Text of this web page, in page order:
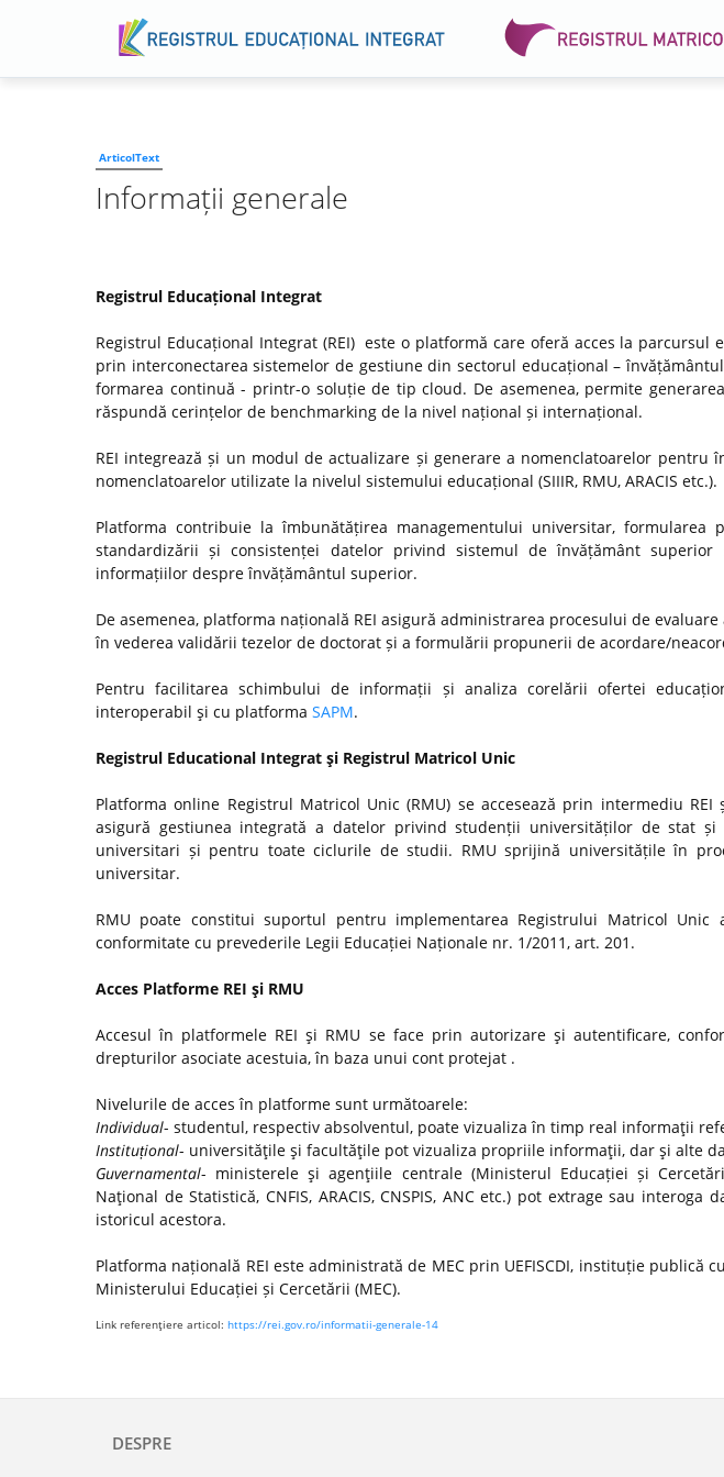
ArticolText
Informații generale
Registrul Educațional Integrat
Registrul Educațional Integrat (REI) este o platformă care oferă acces la parcursul
prin interconectarea sistemelor de gestiune din sectorul educațional –
formarea continuă - printr-o soluție de tip cloud. De asemenea, permite
răspundă cerințelor de benchmarking de la nivel național și internațional.
REI integrează și un modul de actualizare și generare a nomenclatoarelor pentru
nomenclatoarelor utilizate la nivelul sistemului educațional (SIIIR, RMU, ARACIS etc.).
Platforma contribuie la îmbunătățirea managementului universitar, formularea
standardizării și consistenței datelor privind sistemul de învățământ
informațiilor despre învățământul superior.
De asemenea, platforma națională REI asigură administrarea procesului de
în vederea validării tezelor de doctorat și a formulării propunerii de acordare/
Pentru facilitarea schimbului de informații și analiza corelării ofertei
interoperabil şi cu platforma SAPM.
Registrul Educational Integrat şi Registrul Matricol Unic
Platforma online Registrul Matricol Unic (RMU) se accesează prin intermediu
asigură gestiunea integrată a datelor privind studenții universităților de stat
universitari și pentru toate ciclurile de studii. RMU sprijină universitățile în
universitar.
RMU poate constitui suportul pentru implementarea Registrului Matricol Unic
conformitate cu prevederile Legii Educației Naționale nr. 1/2011, art. 201.
Acces Platforme REI şi RMU
Accesul în platformele REI şi RMU se face prin autorizare şi autentificare,
drepturilor asociate acestuia, în baza unui cont protejat .
Nivelurile de acces în platforme sunt următoarele:
Individual- studentul, respectiv absolventul, poate vizualiza în timp real informaţii
Instituțional- universităţile şi facultăţile pot vizualiza propriile informaţii, dar şi alte
Guvernamental- ministerele şi agenţiile centrale (Ministerul Educației și
Naţional de Statistică, CNFIS, ARACIS, CNSPIS, ANC etc.) pot extrage sau
istoricul acestora.
Platforma națională REI este administrată de MEC prin UEFISCDI, instituție publică
Ministerului Educației și Cercetării (MEC).
Link referenţiere articol: https://rei.gov.ro/informatii-generale-14
DESPRE